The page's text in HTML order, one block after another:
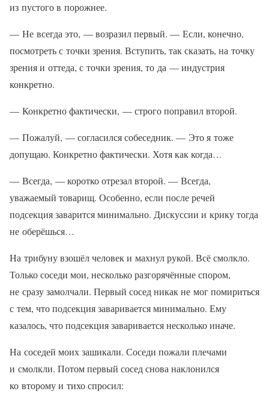
из пустого в порожнее.
— Не всегда это, — возразил первый. — Если, конечно,
посмотреть с точки зрения. Вступить, так сказать, на точку
зрения и оттеда, с точки зрения, то да — индустрия
конкретно.
— Конкретно фактически, — строго поправил второй.
— Пожалуй, — согласился собеседник. — Это я тоже
допущаю. Конкретно фактически. Хотя как когда…
— Всегда, — коротко отрезал второй. — Всегда,
уважаемый товарищ. Особенно, если после речей
подсекция заварится минимально. Дискуссии и крику тогда
не оберёшься…
На трибуну взошёл человек и махнул рукой. Всё смолкло.
Только соседи мои, несколько разгорячённые спором,
не сразу замолчали. Первый сосед никак не мог помириться
с тем, что подсекция заваривается минимально. Ему
казалось, что подсекция заваривается несколько иначе.
На соседей моих зашикали. Соседи пожали плечами
и смолкли. Потом первый сосед снова наклонился
ко второму и тихо спросил: